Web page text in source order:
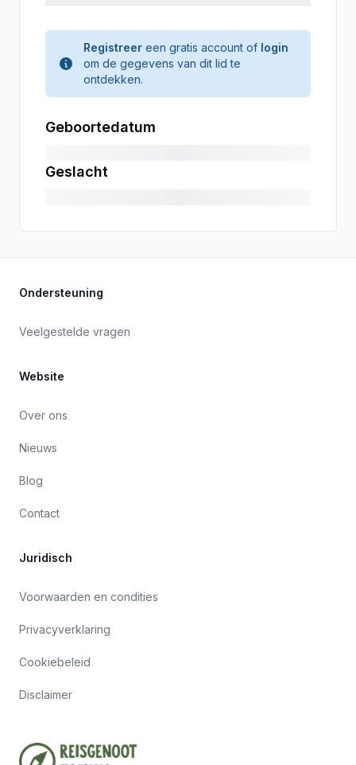
Registreer een gratis account of login
om de gegevens van dit lid te
ontdekken.
Geboortedatum
Geslacht
Ondersteuning
Veelgestelde vragen
Website
Over ons
Nieuws
Blog
Contact
Juridisch
Voorwaarden en condities
Privacyverklaring
Cookiebeleid
Disclaimer